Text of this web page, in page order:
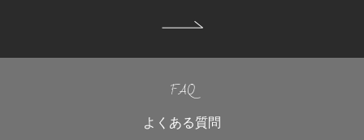
FAQ
よくある質問